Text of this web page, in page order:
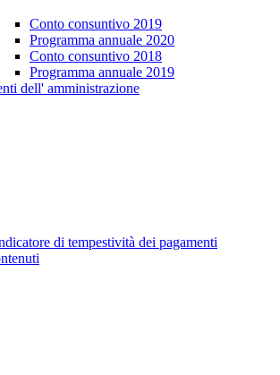
Conto consuntivo 2019
Programma annuale 2020
Conto consuntivo 2018
Programma annuale 2019
dell' amministrazione
di tempestività dei pagamenti